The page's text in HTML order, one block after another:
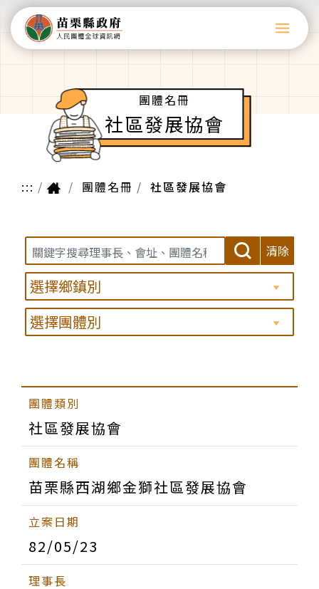
團體名冊
社區發展協會
::: 團體名冊 社區發展協會
清除
社區發展協會
苗栗縣西湖鄉金獅社區發展協會
82/05/23